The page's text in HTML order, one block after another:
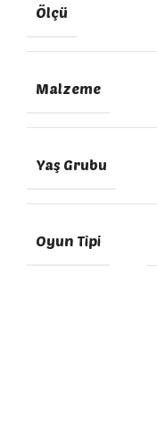
Ölçü
Malzeme
Yaş Grubu
Oyun Tipi